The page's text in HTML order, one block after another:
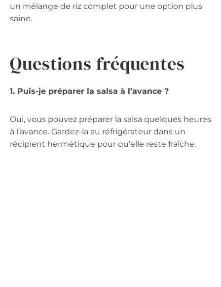
un mélange de riz complet pour une option plus
saine.
Questions fréquentes
1. Puis-je préparer la salsa à l’avance ?
Oui, vous pouvez préparer la salsa quelques heures
à l’avance. Gardez-la au réfrigérateur dans un
récipient hermétique pour qu’elle reste fraîche.